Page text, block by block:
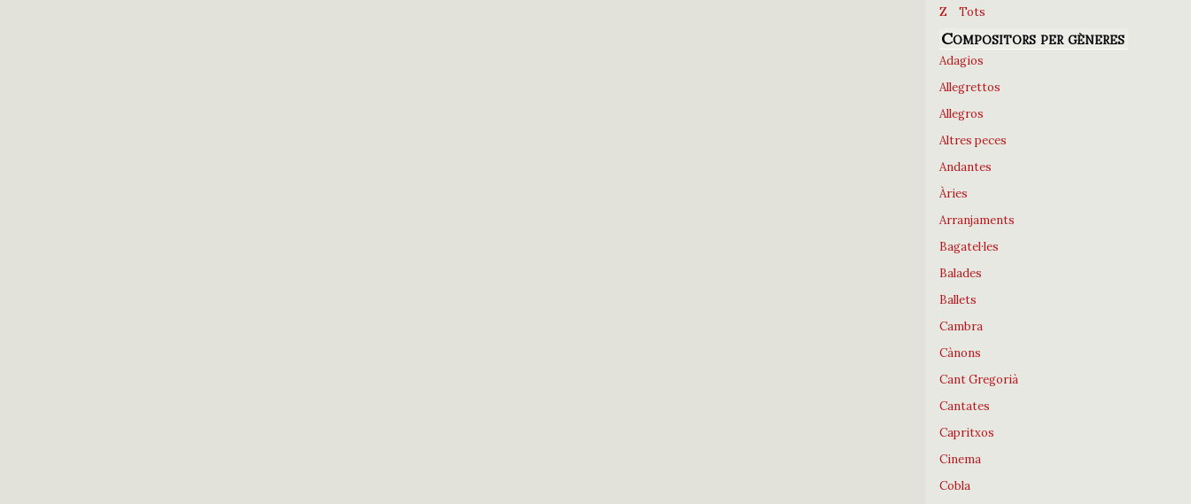
Z
Tots
Compositors per gèneres
Adagios
Allegrettos
Allegros
Altres peces
Andantes
Àries
Arranjaments
Bagatel·les
Balades
Ballets
Cambra
Cànons
Cant Gregorià
Cantates
Capritxos
Cinema
Cobla